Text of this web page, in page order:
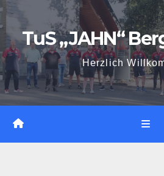
Zum
Inhalt
springenTuS „JAHN“
Herzlich